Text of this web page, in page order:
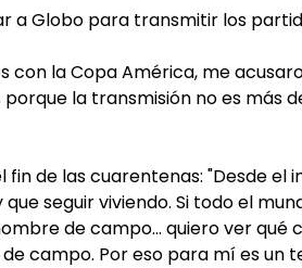
a Globo para transmitir los
con la Copa América, me
la transmisión no es más
de las cuarentenas: "Desde el
seguir viviendo. Si todo el
de campo... quiero ver qué
campo. Por eso para mí es un